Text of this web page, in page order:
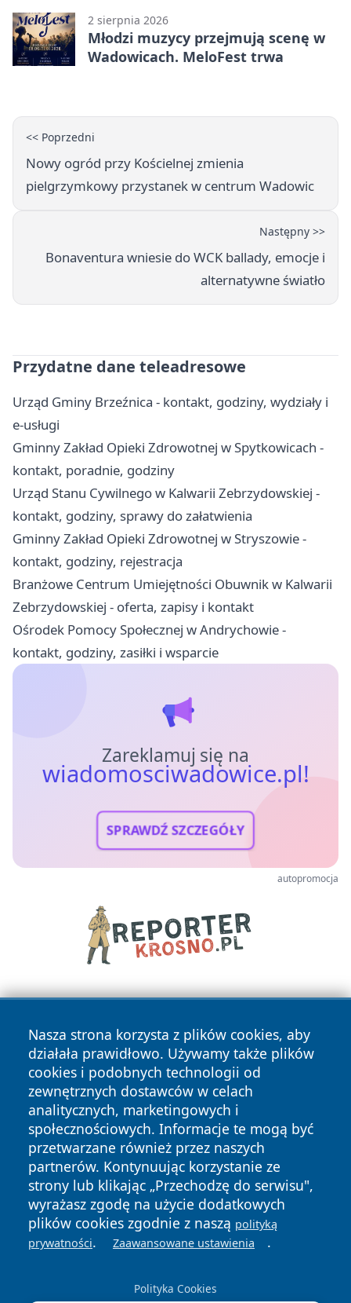
2 sierpnia 2026
Młodzi muzycy przejmują scenę w
Wadowicach. MeloFest trwa
<< Poprzedni
Nowy ogród przy Kościelnej zmienia
pielgrzymkowy przystanek w centrum Wadowic
Następny >>
Bonaventura wniesie do WCK ballady, emocje i
alternatywne światło
Przydatne dane teleadresowe
Urząd Gminy Brzeźnica - kontakt, godziny, wydziały i
e-usługi
Gminny Zakład Opieki Zdrowotnej w Spytkowicach -
kontakt, poradnie, godziny
Urząd Stanu Cywilnego w Kalwarii Zebrzydowskiej -
kontakt, godziny, sprawy do załatwienia
Gminny Zakład Opieki Zdrowotnej w Stryszowie -
kontakt, godziny, rejestracja
Branżowe Centrum Umiejętności Obuwnik w Kalwarii
Zebrzydowskiej - oferta, zapisy i kontakt
Ośrodek Pomocy Społecznej w Andrychowie -
kontakt, godziny, zasiłki i wsparcie
Zareklamuj się na
wiadomosciwadowice.pl!
SPRAWDŹ SZCZEGÓŁY
autopromocja
Nasza strona korzysta z plików cookies, aby
działała prawidłowo. Używamy także plików
cookies i podobnych technologii od
zewnętrznych dostawców w celach
analitycznych, marketingowych i
społecznościowych. Informacje te mogą być
przetwarzane również przez naszych
partnerów. Kontynuując korzystanie ze
strony lub klikając „Przechodzę do serwisu",
wyrażasz zgodę na użycie dodatkowych
plików cookies zgodnie z naszą polityką
prywatności. Zaawansowane ustawienia .
Polityka Cookies
Copyright © 2026 wiadomosciwadowice.pl Wszystkie prawa
zastrzeżone.
News Autorzy
Polityka
Prywatności
Polityka
Cookies